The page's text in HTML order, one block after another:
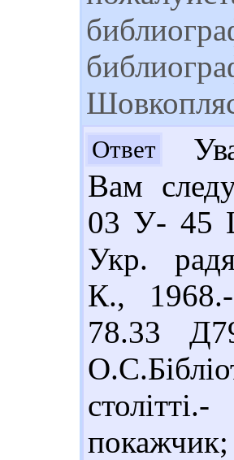
Ответ
Вам
03 У- 45
Укр.
К.,
78.33